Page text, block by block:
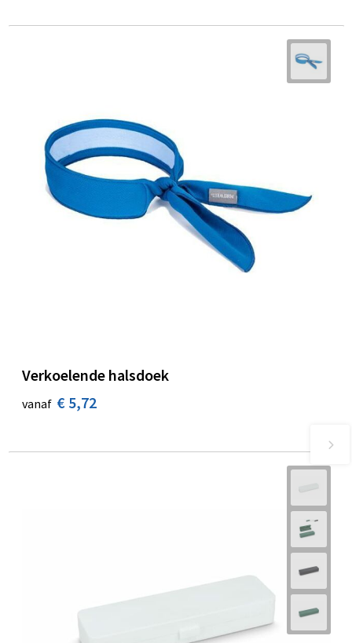
Verkoelende halsdoek
vanaf € 5,72